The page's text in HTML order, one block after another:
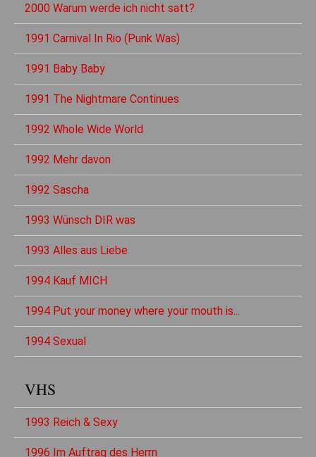
2000 Warum werde ich nicht satt?
1991 Carnival In Rio (Punk Was)
1991 Baby Baby
1991 The Nightmare Continues
1992 Whole Wide World
1992 Mehr davon
1992 Sascha
1993 Wünsch DIR was
1993 Alles aus Liebe
1994 Kauf MICH
1994 Put your money where your mouth is...
1994 Sexual
VHS
1993 Reich & Sexy
1996 Im Auftrag des Herrn